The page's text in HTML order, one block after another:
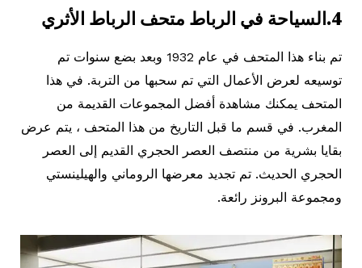
4.السياحة في الرباط متحف الرباط الأثري
تم بناء هذا المتحف في عام 1932 وبعد بضع سنوات تم
توسيعه لعرض الأعمال التي تم سحبها من التربة. في هذا
المتحف يمكنك مشاهدة أفضل المجموعات القديمة من
المغرب. في قسم ما قبل التاريخ من هذا المتحف ، يتم عرض
بقايا بشرية من منتصف العصر الحجري القديم إلى العصر
الحجري الحديث. تم تجديد معرضها الروماني والهيلينستي
ومجموعة البرونز رائعة.